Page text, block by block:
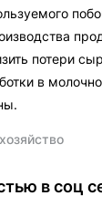
потери
в
в соц